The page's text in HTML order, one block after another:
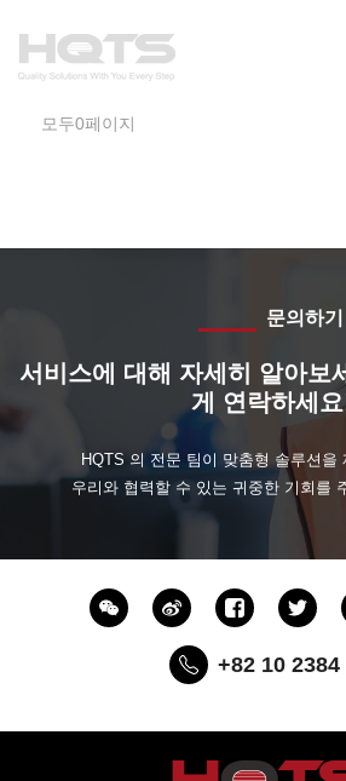
모두0페이지
문의하기
서비스에 대해 자세히 알아보
게 연락하세
HQTS 의 전문 팀이 맞춤형 솔루션을
우리와 협력할 수 있는 귀중한 기회를
+82 10 2384